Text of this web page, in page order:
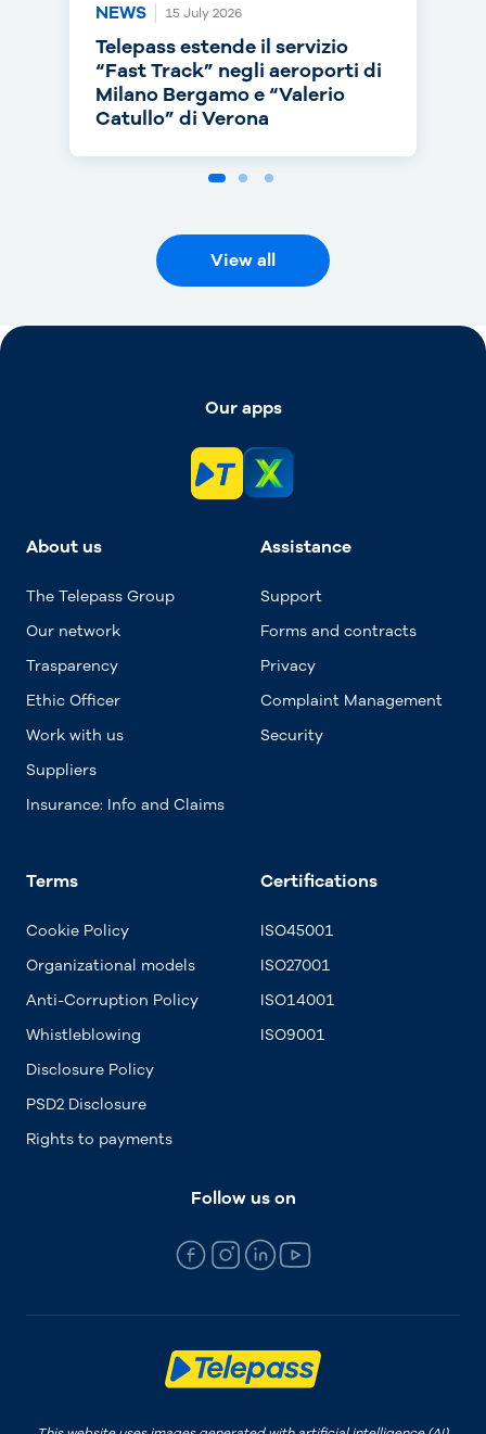
NEWS 15 July 2026
Telepass estende il servizio
“Fast Track” negli aeroporti di
Milano Bergamo e “Valerio
Catullo” di Verona
NEWS 14 July 2026
Telepass punta sull’RC Auto e
torna on air con una nuova
campagna
NEWS 30 June 2026
Telepass cresce in europa: dal
1° luglio telepedaggio attivo
anche nei Paesi Bassi
View all
Our apps
About us
The Telepass Group
Our network
Trasparency
Ethic Officer
Work with us
Suppliers
Insurance: Info and Claims
Assistance
Support
Forms and contracts
Privacy
Complaint Management
Security
Terms
Cookie Policy
Organizational models
Anti-Corruption Policy
Whistleblowing
Disclosure Policy
PSD2 Disclosure
Rights to payments
Certifications
ISO45001
ISO27001
ISO14001
ISO9001
Follow us on